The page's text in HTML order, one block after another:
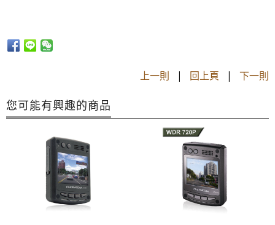
上一則 | 回上頁 | 下一則
您可能有興趣的商品